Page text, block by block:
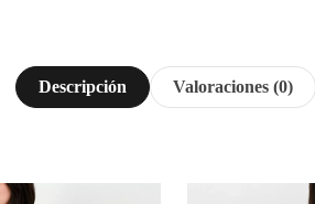
Descripción Valoraciones (0)